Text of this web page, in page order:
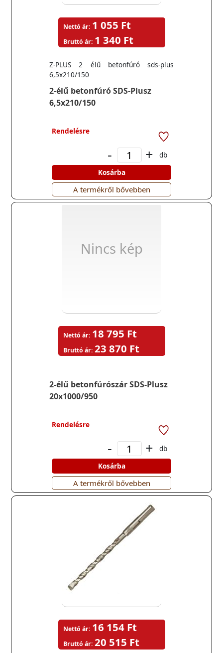
2-élű betonfúró SDS-Plusz
6,5x210/150
Z-PLUS 2 élű betonfúró sds-plus
6,5x210/150
Nettó ár: 1 055 Ft
Bruttó ár: 1 340 Ft
Rendelésre
- +
db
Kosárba
A termékről bővebben
Nincs kép
2-élű betonfúrószár SDS-Plusz
20x1000/950
Nettó ár: 18 795 Ft
Bruttó ár: 23 870 Ft
Rendelésre
- +
db
Kosárba
A termékről bővebben
Nettó ár: 16 154 Ft
Bruttó ár: 20 515 Ft